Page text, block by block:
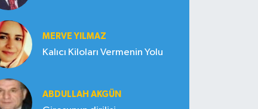
MERVE YILMAZ
Kalıcı Kiloları Vermenin Yolu
ABDULLAH AKGÜN